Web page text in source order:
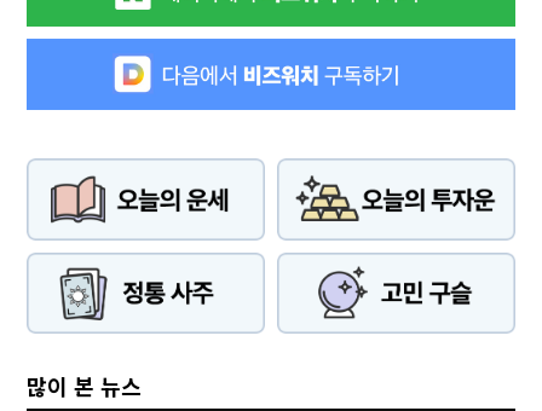
많이 본 뉴스